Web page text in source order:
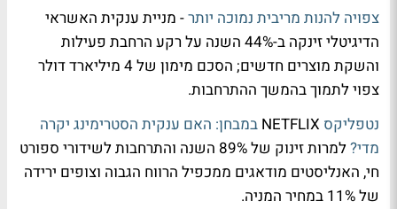
צפויה להנות מריבית נמוכה יותר- מניית ענקית האשראי
הדיגיטלי זינקה ב-44% השנה על רקע הרחבת פעילות
והשקת מוצרים חדשים; הסכם מימון של 4 מיליארד דולר
צפוי לתמוך בהמשך ההתרחבות.
נטפליקס NETFLIX במבחן: האם ענקית הסטרימינג יקרה
מדי?
למרות זינוק של 89% השנה והתרחבות לשידורי ספורט
חי, האנליסטים מודאגים ממכפיל הרווח הגבוה וצופים ירידה
של 11% במחיר המניה.